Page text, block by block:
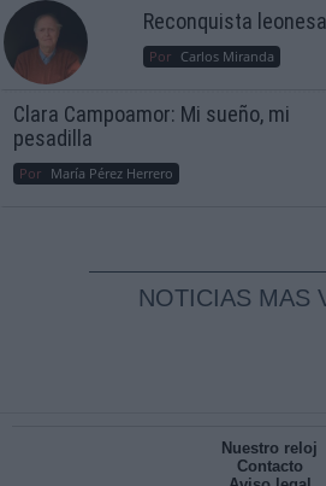
Reconquista leonesa
Por Carlos Miranda
Clara Campoamor: Mi sueño, mi
pesadilla
Por María Pérez Herrero
NOTICIAS MAS
Nuestro reloj
Contacto